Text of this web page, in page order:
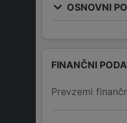
OSNOVNI
FINANČNI
Prevzemi